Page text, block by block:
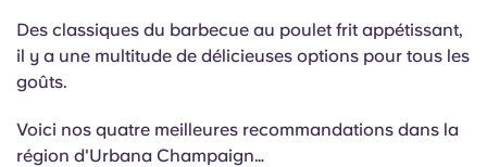
French
Des classiques du barbecue au poulet frit appétissant,
il y a une multitude de délicieuses options pour tous les
goûts.
Voici nos quatre meilleures recommandations dans la
région d'Urbana Champaign…